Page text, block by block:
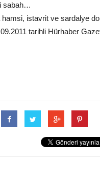
sabah…
hamsi, istavrit ve sardalye
tarihli Hürhaber